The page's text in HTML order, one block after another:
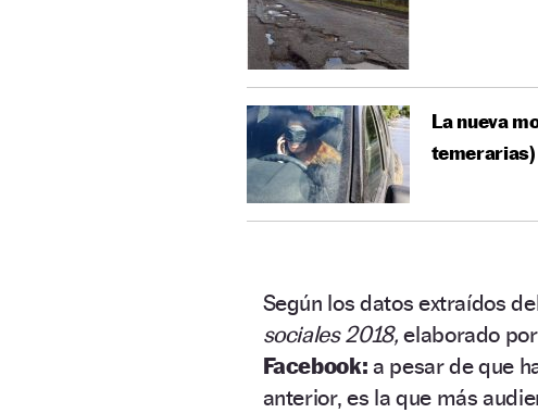
La nueva
temerarias)
Según los datos extraídos
sociales 2018, elaborado
Facebook: a pesar de que
anterior, es la que más